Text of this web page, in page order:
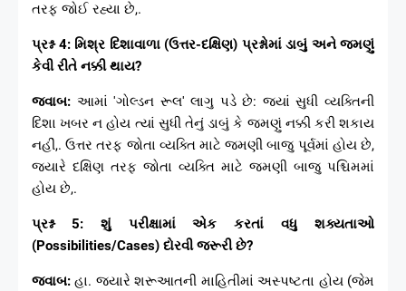
તરફ જોઈ રહ્યા છે,.
પ્રશ્ન 4: મિશ્ર દિશાવાળા (ઉત્તર-દક્ષિણ) પ્રશ્નોમાં ડાબું અને જમણું
કેવી રીતે નક્કી થાય?
જવાબ: આમાં 'ગોલ્ડન રૂલ' લાગુ પડે છે: જ્યાં સુધી વ્યક્તિની
દિશા ખબર ન હોય ત્યાં સુધી તેનું ડાબું કે જમણું નક્કી કરી શકાય
નહીં,. ઉત્તર તરફ જોતા વ્યક્તિ માટે જમણી બાજુ પૂર્વમાં હોય છે,
જ્યારે દક્ષિણ તરફ જોતા વ્યક્તિ માટે જમણી બાજુ પશ્ચિમમાં
હોય છે,.
પ્રશ્ન 5: શું પરીક્ષામાં એક કરતાં વધુ શક્યતાઓ
(Possibilities/Cases) દોરવી જરૂરી છે?
જવાબ: હા. જ્યારે શરૂઆતની માહિતીમાં અસ્પષ્ટતા હોય (જેમ